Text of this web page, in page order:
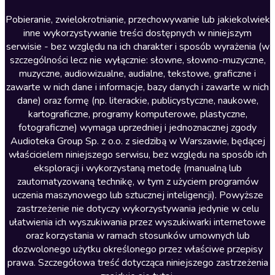
Literatura anglojęzyczna
Literatura faktu
Literatura obyczajowa
Literatura piękna obca
Literatura piękna polska
Nagrania relaksacyjne
Nauka języków
Nauki humanistyczne
Podcasty i audycje
Polityka
Prasa
Religia
Romans
Pobieranie, zwielokrotnianie, przechowywanie lub jakiekolwiek
inne wykorzystywanie treści dostępnych w niniejszym
serwisie - bez względu na ich charakter i sposób wyrażenia (w
szczególności lecz nie wyłącznie: słowne, słowno-muzyczne,
muzyczne, audiowizualne, audialne, tekstowe, graficzne i
zawarte w nich dane i informacje, bazy danych i zawarte w nich
dane) oraz formę (np. literackie, publicystyczne, naukowe,
kartograficzne, programy komputerowe, plastyczne,
fotograficzne) wymaga uprzedniej i jednoznacznej zgody
Audioteka Group Sp. z o.o. z siedzibą w Warszawie, będącej
właścicielem niniejszego serwisu, bez względu na sposób ich
eksploracji i wykorzystaną metodę (manualną lub
zautomatyzowaną technikę, w tym z użyciem programów
uczenia maszynowego lub sztucznej inteligencji). Powyższe
zastrzeżenie nie dotyczy wykorzystywania jedynie w celu
ułatwienia ich wyszukiwania przez wyszukiwarki internetowe
oraz korzystania w ramach stosunków umownych lub
dozwolonego użytku określonego przez właściwe przepisy
prawa. Szczegółowa treść dotycząca niniejszego zastrzeżenia